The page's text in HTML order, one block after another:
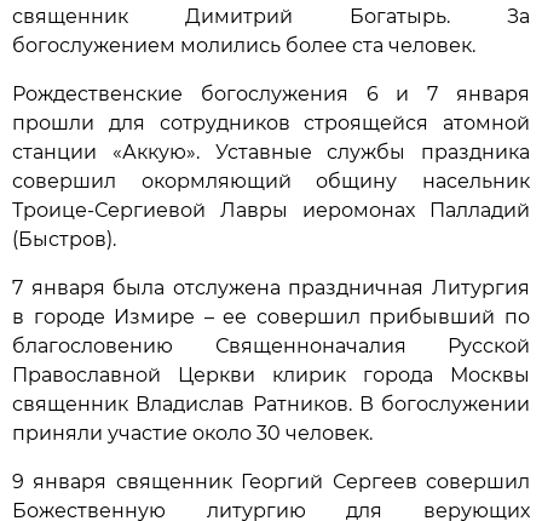
священник Димитрий Богатырь. За
богослужением молились более ста человек.
Рождественские богослужения 6 и 7 января
прошли для сотрудников строящейся атомной
станции «Аккую». Уставные службы праздника
совершил окормляющий общину насельник
Троице-Сергиевой Лавры иеромонах Палладий
(Быстров).
7 января была отслужена праздничная Литургия
в городе Измире – ее совершил прибывший по
благословению Священноначалия Русской
Православной Церкви клирик города Москвы
священник Владислав Ратников. В богослужении
приняли участие около 30 человек.
9 января священник Георгий Сергеев совершил
Божественную литургию для верующих